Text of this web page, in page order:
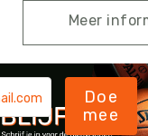
Jeu
Kin-
Ball
Meer
Doe
mee